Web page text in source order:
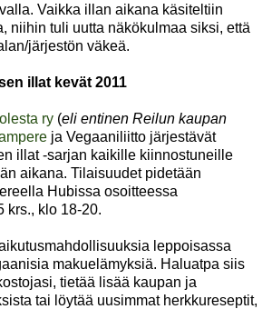
Vaikka illan aikana käsiteltiin
niihin tuli uutta näkökulmaa siksi, että
järjestön väkeä.
illat kevät 2011
ry (eli entinen Reilun kaupan
ja Vegaaniliitto järjestävät
illat -sarjan kaikille kiinnostuneille
aikana. Tilaisuudet pidetään
Hubissa osoitteessa
krs., klo 18-20.
leppoisassa
makuelämyksiä. Haluatpa siis
tietää lisää kaupan ja
tai löytää uusimmat herkkureseptit,